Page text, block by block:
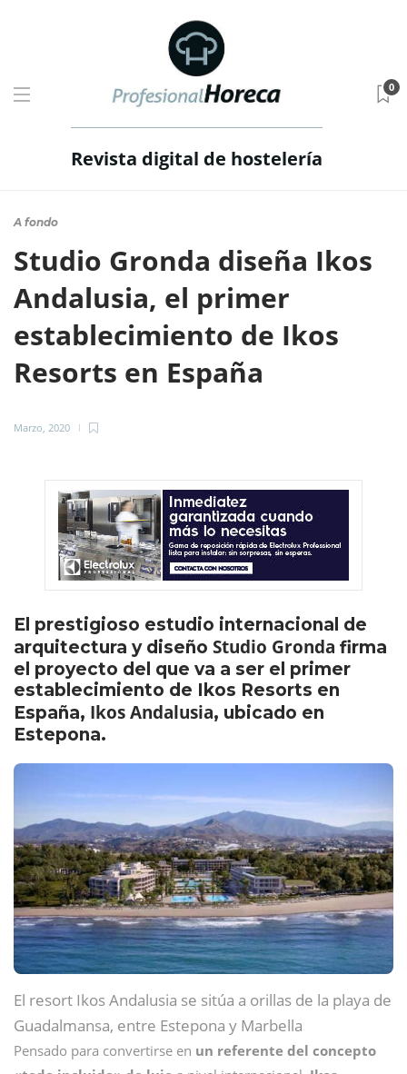
Revista digital de hostelería
0
A fondo
Studio Gronda diseña Ikos
Andalusia, el primer
establecimiento de Ikos
Resorts en España
Marzo, 2020
El prestigioso estudio internacional de
arquitectura y diseño Studio Gronda firma
el proyecto del que va a ser el primer
establecimiento de Ikos Resorts en
España, Ikos Andalusia, ubicado en
Estepona.
El resort Ikos Andalusia se sitúa a orillas de la playa de
Guadalmansa, entre Estepona y Marbella
Pensado para convertirse en un referente del concepto